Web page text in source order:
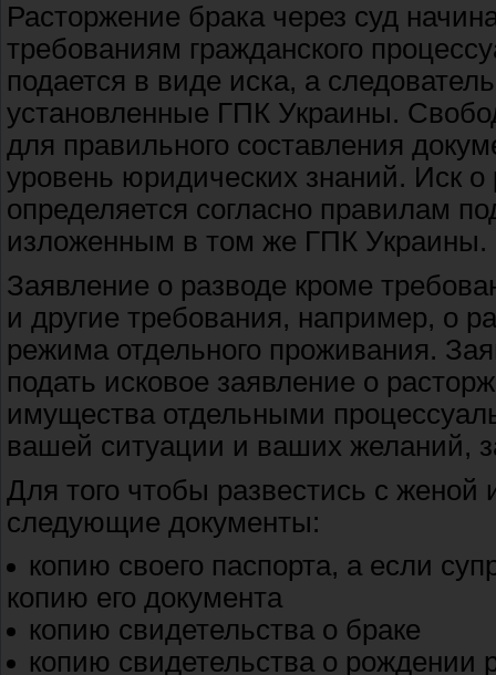
Расторжение брака через суд
требованиям гражданского
подается в виде иска, а
установленные ГПК Украины.
для правильного составления
уровень юридических знаний. Иск
определяется согласно правилам
изложенным в том же ГПК Украины.
Заявление о разводе кроме
и другие требования, например, о
режима отдельного проживания.
подать исковое заявление о
имущества отдельными
вашей ситуации и ваших желаний,
Для того чтобы развестись с
следующие документы:
копию своего паспорта, а если
копию его документа
копию свидетельства о браке
копию свидетельства о рождении